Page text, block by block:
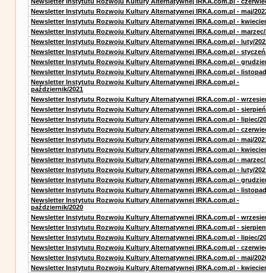
Newsletter Instytutu Rozwoju Kultury Alternatywnej IRKA.com.pl - maj/
Newsletter Instytutu Rozwoju Kultury Alternatywnej IRKA.com.pl -
Newsletter Instytutu Rozwoju Kultury Alternatywnej IRKA.com.pl - marzec/
Newsletter Instytutu Rozwoju Kultury Alternatywnej IRKA.com.pl - luty/
Newsletter Instytutu Rozwoju Kultury Alternatywnej IRKA.com.pl -
Newsletter Instytutu Rozwoju Kultury Alternatywnej IRKA.com.pl -
Newsletter Instytutu Rozwoju Kultury Alternatywnej IRKA.com.pl -
Newsletter Instytutu Rozwoju Kultury Alternatywnej IRKA.com.pl -
październik/2021
Newsletter Instytutu Rozwoju Kultury Alternatywnej IRKA.com.pl -
Newsletter Instytutu Rozwoju Kultury Alternatywnej IRKA.com.pl -
Newsletter Instytutu Rozwoju Kultury Alternatywnej IRKA.com.pl - lipiec/
Newsletter Instytutu Rozwoju Kultury Alternatywnej IRKA.com.pl -
Newsletter Instytutu Rozwoju Kultury Alternatywnej IRKA.com.pl - maj/
Newsletter Instytutu Rozwoju Kultury Alternatywnej IRKA.com.pl -
Newsletter Instytutu Rozwoju Kultury Alternatywnej IRKA.com.pl - marzec/
Newsletter Instytutu Rozwoju Kultury Alternatywnej IRKA.com.pl - luty/
Newsletter Instytutu Rozwoju Kultury Alternatywnej IRKA.com.pl -
Newsletter Instytutu Rozwoju Kultury Alternatywnej IRKA.com.pl -
Newsletter Instytutu Rozwoju Kultury Alternatywnej IRKA.com.pl -
październik/2020
Newsletter Instytutu Rozwoju Kultury Alternatywnej IRKA.com.pl -
Newsletter Instytutu Rozwoju Kultury Alternatywnej IRKA.com.pl -
Newsletter Instytutu Rozwoju Kultury Alternatywnej IRKA.com.pl - lipiec/
Newsletter Instytutu Rozwoju Kultury Alternatywnej IRKA.com.pl -
Newsletter Instytutu Rozwoju Kultury Alternatywnej IRKA.com.pl - maj/
Newsletter Instytutu Rozwoju Kultury Alternatywnej IRKA.com.pl -